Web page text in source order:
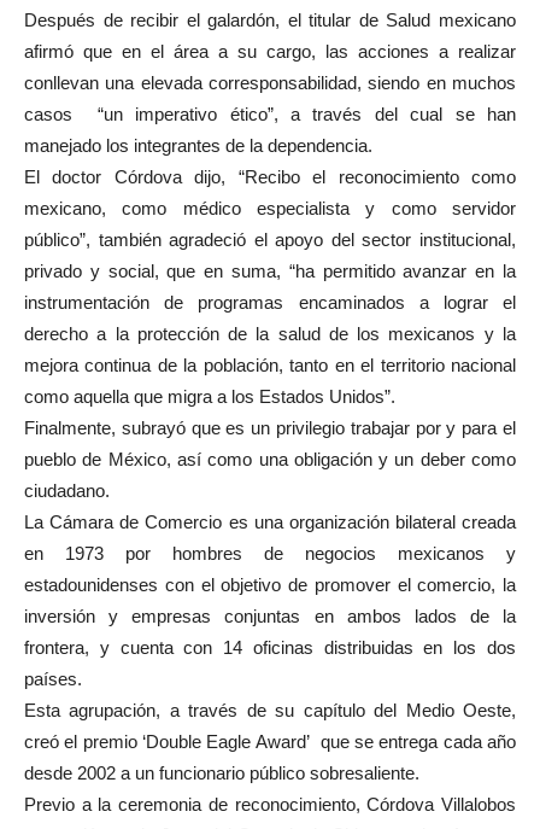
Después de recibir el galardón, el titular de Salud mexicano
afirmó que en el área a su cargo, las acciones a realizar
conllevan una elevada corresponsabilidad, siendo en muchos
casos “un imperativo ético”, a través del cual se han
manejado los integrantes de la dependencia.
El doctor Córdova dijo, “Recibo el reconocimiento como
mexicano, como médico especialista y como servidor
público”, también agradeció el apoyo del sector institucional,
privado y social, que en suma, “ha permitido avanzar en la
instrumentación de programas encaminados a lograr el
derecho a la protección de la salud de los mexicanos y la
mejora continua de la población, tanto en el territorio nacional
como aquella que migra a los Estados Unidos”.
Finalmente, subrayó que es un privilegio trabajar por y para el
pueblo de México, así como una obligación y un deber como
ciudadano.
La Cámara de Comercio es una organización bilateral creada
en 1973 por hombres de negocios mexicanos y
estadounidenses con el objetivo de promover el comercio, la
inversión y empresas conjuntas en ambos lados de la
frontera, y cuenta con 14 oficinas distribuidas en los dos
países.
Esta agrupación, a través de su capítulo del Medio Oeste,
creó el premio ‘Double Eagle Award’ que se entrega cada año
desde 2002 a un funcionario público sobresaliente.
Previo a la ceremonia de reconocimiento, Córdova Villalobos